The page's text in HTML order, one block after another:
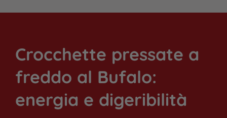
Ricette
Crocchette pressate a
freddo al Bufalo:
energia e digeribilità